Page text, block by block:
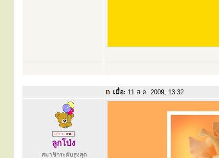
เมื่อ: 11 ส.ค. 2009, 13:32
ลูกโป่ง
สมาชิกระดับสูงสุด